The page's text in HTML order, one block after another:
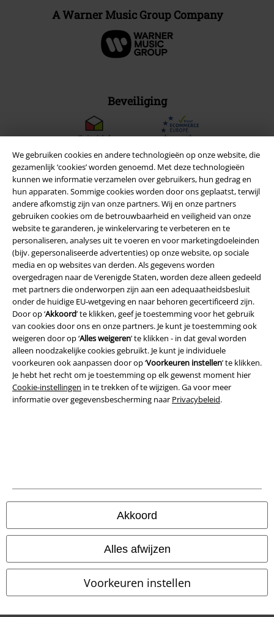
We gebruiken cookies en andere technologieën op onze website, die
gezamenlijk ‘cookies’ worden genoemd. Met deze technologieën
kunnen we informatie verzamelen over gebruikers, hun gedrag en
hun apparaten. Sommige cookies worden door ons geplaatst, terwijl
andere afkomstig zijn van onze partners. Wij en onze partners
gebruiken cookies om de betrouwbaarheid en veiligheid van onze
website te garanderen, je winkelervaring te verbeteren en te
personaliseren, analyses uit te voeren en voor marketingdoeleinden
(bijv. gepersonaliseerde advertenties) op onze website, op sociale
media en op websites van derden. Als gegevens worden
overgedragen naar de Verenigde Staten, worden deze alleen gedeeld
met partners die onderworpen zijn aan een adequaatheidsbesluit
onder de huidige EU-wetgeving en naar behoren gecertificeerd zijn.
Door op ‘Akkoord’ te klikken, geef je toestemming voor het gebruik
van cookies door ons en onze partners. Je kunt je toestemming ook
weigeren door op ‘Alles weigeren’ te klikken - in dat geval worden
alleen noodzakelijke cookies gebruikt. Je kunt je individuele
voorkeuren ook aanpassen door op ‘Voorkeuren instellen’ te klikken.
Je hebt het recht om je toestemming op elk gewenst moment hier
Cookie-instellingen in te trekken of te wijzigen. Ga voor meer
informatie over gegevensbescherming naar Privacybeleid.
Akkoord
Alles afwijzen
Voorkeuren instellen
A Warner Music Group Company
Beveiliging
Legal
Algemene Voorwaarden
Bedrijfsgegevens
Privacyverklaring
Verklaring van conformiteit
© 1986-2026 Large Popmerchandising B.V.
Onze online shops